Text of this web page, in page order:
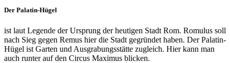
Der Palatin-Hügel
ist laut Legende der Ursprung der heutigen Stadt Rom. Romulus soll
nach Sieg gegen Remus hier die Stadt gegründet haben. Der Palatin-
Hügel ist Garten und Ausgrabungsstätte zugleich. Hier kann man
auch runter auf den Circus Maximus blicken.